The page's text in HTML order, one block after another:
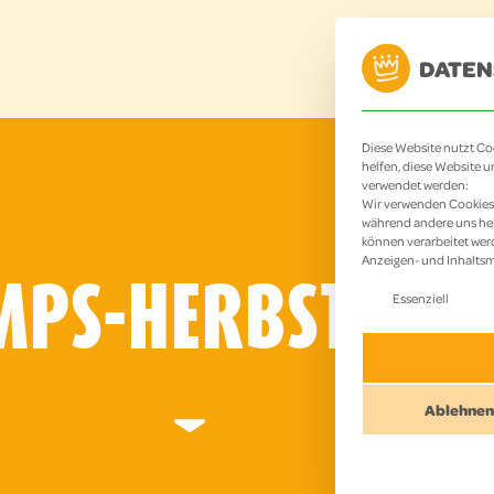
HOME
Diese Website nutzt
helfen, diese Website
verwendet werden:
Wir verwenden
während andere uns
können verarbeitet
Anzeigen- und
Es folgt
Essenziell
Ablehnen